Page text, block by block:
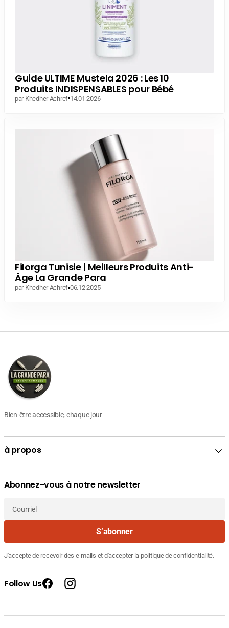
Fournisseur
Guide ULTIME Mustela 2026 : Les 10
Produits INDISPENSABLES pour Bébé
par Khedher Achref 14.01.2026
Filorga Tunisie | Meilleurs Produits Anti-
Âge La Grande Para
par Khedher Achref 06.12.2025
Bien-être accessible, chaque jour
à propos
Abonnez-vous à notre newsletter
Courriel
S’abonner
J'accepte de recevoir des e-mails et d'accepter la politique de confidentialité.
Follow Us FacebookInstagram